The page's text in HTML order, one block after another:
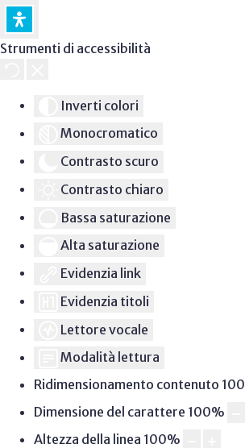
Strumenti di accessibilità
Inverti colori
Monocromatico
Contrasto scuro
Contrasto chiaro
Bassa saturazione
Alta saturazione
Evidenzia link
Evidenzia titoli
Lettore vocale
Modalità lettura
Ridimensionamento contenuto 100
Dimensione del carattere 100%
Altezza della linea 100%